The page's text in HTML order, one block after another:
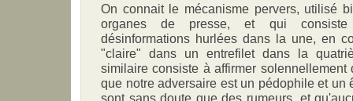
On connait le mécanisme pervers, utilisé
organes de presse, et qui
désinformations hurlées dans la une, en
"claire" dans un entrefilet dans la
similaire consiste à affirmer
que notre adversaire est un pédophile et un
sont sans doute que des rumeurs, et